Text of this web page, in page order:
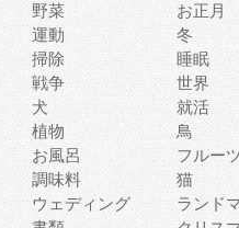
野菜 お正月
運動 冬
掃除 睡眠
戦争 世界
犬 就活
植物 鳥
お風呂 フルーツ
調味料 猫
ウェディング ランド